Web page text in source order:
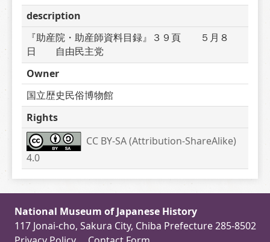
description
『助産院・助産師資料目録』３９頁　　５月８
日　　自由民主党
Owner
国立歴史民俗博物館
Rights
CC BY-SA (Attribution-ShareAlike)
4.0
National Museum of Japanese History
117 Jonai-cho, Sakura City, Chiba Prefecture 285-8502